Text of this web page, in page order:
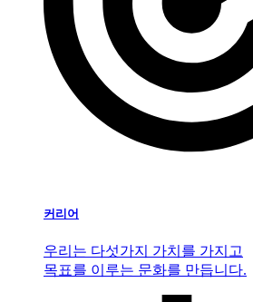
커리어
우리는 다섯가지 가치를 가지고
목표를 이루는 문화를 만듭니다.